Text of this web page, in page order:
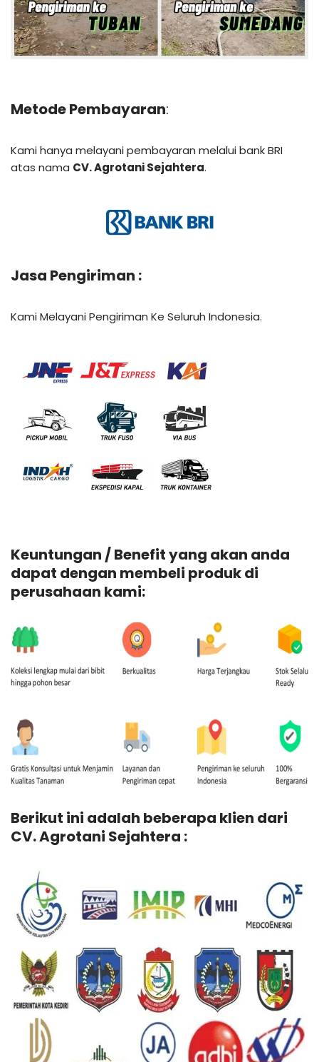
Metode Pembayaran:
Kami hanya melayani pembayaran melalui bank BRI
atas nama CV. Agrotani Sejahtera.
Jasa Pengiriman :
Kami Melayani Pengiriman Ke Seluruh Indonesia.
Keuntungan / Benefit yang akan anda
dapat dengan membeli produk di
perusahaan kami:
Berikut ini adalah beberapa klien dari
CV. Agrotani Sejahtera :